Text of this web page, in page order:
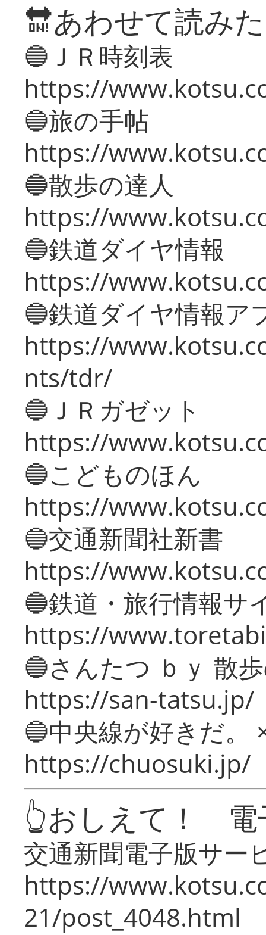
🔛あわせて読み
🔵ＪＲ時刻表
https://
🔵旅の手帖
https://
🔵散歩の達人
https://
🔵鉄道ダイヤ情報
https://
🔵鉄道ダイヤ情報ア
https://
nts/tdr/
🔵ＪＲガゼット
https://
🔵こどものほん
https://
🔵交通新聞社新書
https://
🔵鉄道・旅行情報サ
https://
🔵さんたつ ｂｙ 散
https://san-tatsu.jp/
🔵中央線が好きだ。
https://chuosuki.jp/
👆おしえて！ 電
交通新聞電子版サー
https://
21/post_4048.html